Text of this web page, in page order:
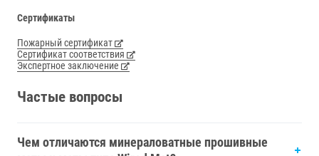
Сертификаты
Пожарный сертификат
Сертификат соответствия
Экспертное заключение
Частые вопросы
Чем отличаются минераловатные прошивные